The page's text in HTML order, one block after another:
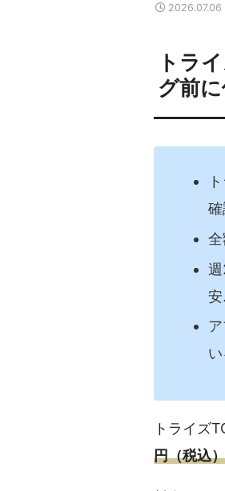
トラ
グ前
2026.07.06
トライズ
円（税込）